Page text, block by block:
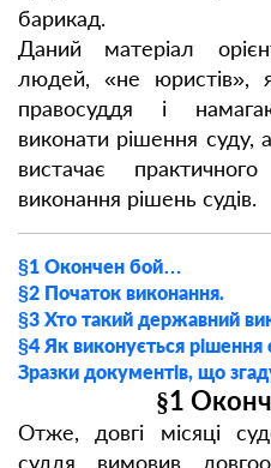
барикад.
Даний матеріал
людей, «не юристів»,
правосуддя і
виконати рішення суду,
вистачає
виконання рішень судів.
§1 Окончен бой…
§2 Початок виконання.
§3 Хто такий державний
§4 Як виконується рішення
Зразки документів, що
§1
Отже, довгі місяці
суддя вимовив